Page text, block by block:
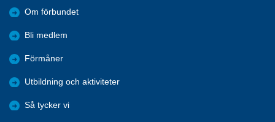
Om förbundet
Bli medlem
Förmåner
Utbildning och aktiviteter
Så tycker vi